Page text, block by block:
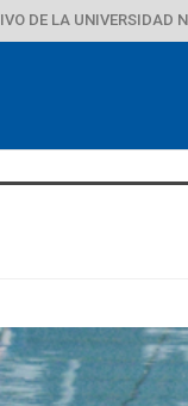
DE LA UNIVERSIDAD